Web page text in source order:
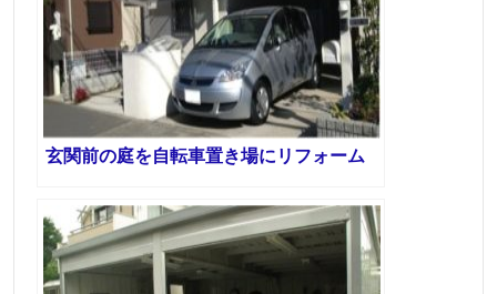
玄関前の庭を自転車置き場にリフォーム